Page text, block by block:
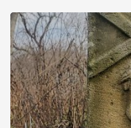
століття тут
палацу виїхала лікарня